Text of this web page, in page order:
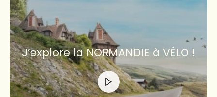
J’explore la NORMANDIE à VÉLO !